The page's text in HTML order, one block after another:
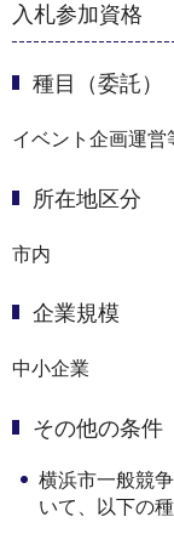
入札参加資格
種目（委託）
イベント企画運営
所在地区分
市内
企業規模
中小企業
その他の条件
横浜市一般競
いて、以下の